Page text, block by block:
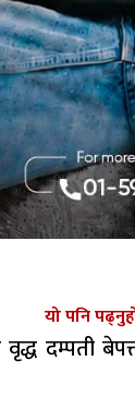
यो पनि
दम्पती